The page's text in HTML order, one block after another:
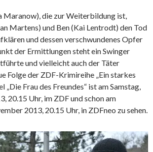
Maranow), die zur Weiterbildung ist,
Martens) und Ben (Kai Lentrodt) den Tod
und dessen verschwundenes Opfer
der Ermittlungen steht ein Swinger
und vielleicht auch der Täter
Folge der ZDF-Krimireihe „Ein starkes
„Die Frau des Freundes“ ist am Samstag,
20.15 Uhr, im ZDF und schon am
2013, 20.15 Uhr, in ZDFneo zu sehen.